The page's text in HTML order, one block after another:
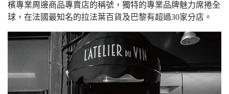
檳專業周邊商品專賣店的稱號，獨特的專業品牌魅力席捲全
球，在法國最知名的拉法葉百貨及巴黎有超過30家分店。